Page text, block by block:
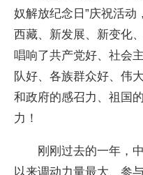
奴解放纪念日”庆祝活动
西藏、新发展、新变化
唱响了共产党好、社会
队好、各族群众好、伟
和政府的感召力、祖国
力！
刚刚过去的一年，中
以来调动力量最大、参